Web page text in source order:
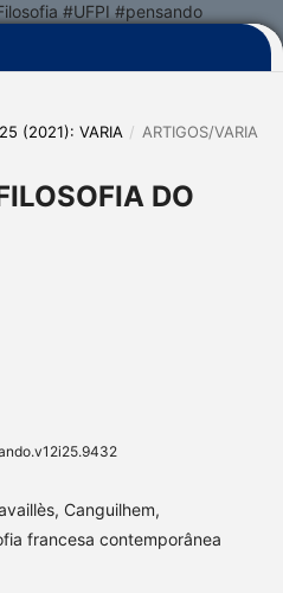
#UFPI #pensando
(2021): VARIA / ARTIGOS/VARIA
DO
Canguilhem,
francesa contemporânea